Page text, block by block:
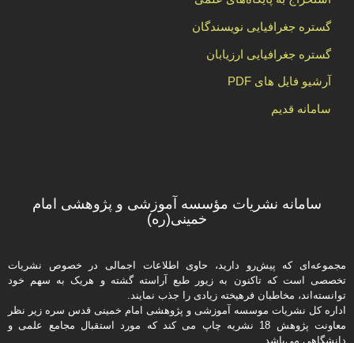
گستره جغرافیایی نویسندگان
گستره جغرافیایی ارزیابان
آرشیو فایل های PDF
سامانه قدیم
سامانه نشریات مؤسسه آموزشی و پژوهشی امام
خمینی(ره)
مجموعه‌ای که پیش‌رو دارید،‌ حاوی اطلاعات اجمالی در خصوص نشریات
تخصصی است که تاکنون به زیور طبع آراسته گشته و هریک به سهم خود
توانسته‌اند، مخاطبان فرهیخته‌ زیادی را جذب نمایند.
اداره كل نشریات موسسه آموزشی و پژوهشی امام خمینی قدس سره زیر نظر
معاونت پژوهش 18 نشریه چاپ می کند که مورد استقبال مجامع علمی و
دانشگاهی می‌باشد.